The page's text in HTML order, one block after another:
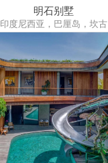
明石别墅
印度尼西亚，巴厘岛，坎古